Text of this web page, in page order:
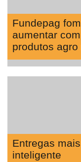
Fundepag
aumentar
produtos
Entregas
inteligente